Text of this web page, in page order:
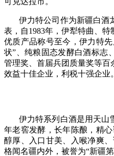
伊力特公司作为新疆白酒
表，自1983年，伊犁特曲、
优质产品称号至今，伊力特
状”、纯粮固态发酵白酒标志
管理奖、首届兵团质量奖等
效益十佳企业，利税十强企业。
伊力特系列白酒是用天山
年老窖发酵，长年陈酿，精
醇厚、入口甘美、入喉净爽
格闻名疆内外，被誉为“新疆第